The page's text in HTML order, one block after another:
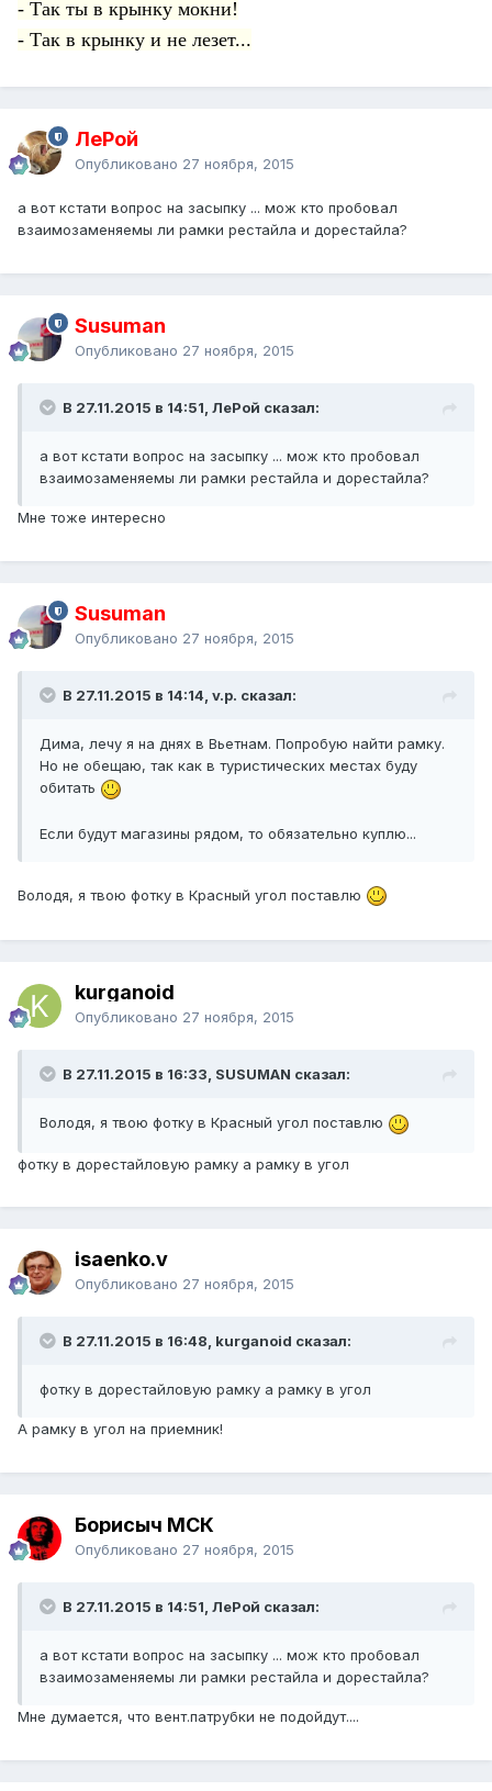
- Так ты в крынку мокни!
- Так в крынку и не лезет...
ЛеРой
Опубликовано 27 ноября, 2015
а вот кстати вопрос на засыпку ... мож кто пробовал
взаимозаменяемы ли рамки рестайла и дорестайла?
Susuman
Опубликовано 27 ноября, 2015
В 27.11.2015 в 14:51, ЛеРой сказал:
а вот кстати вопрос на засыпку ... мож кто пробовал
взаимозаменяемы ли рамки рестайла и дорестайла?
Мне тоже интересно
Susuman
Опубликовано 27 ноября, 2015
В 27.11.2015 в 14:14, v.p. сказал:
Дима, лечу я на днях в Вьетнам. Попробую найти рамку.
Но не обещаю, так как в туристических местах буду
обитать
Если будут магазины рядом, то обязательно куплю...
Володя, я твою фотку в Красный угол поставлю
kurganoid
Опубликовано 27 ноября, 2015
В 27.11.2015 в 16:33, SUSUMAN сказал:
Володя, я твою фотку в Красный угол поставлю
фотку в дорестайловую рамку а рамку в угол
isaenko.v
Опубликовано 27 ноября, 2015
В 27.11.2015 в 16:48, kurganoid сказал:
фотку в дорестайловую рамку а рамку в угол
А рамку в угол на приемник!
Борисыч МСК
Опубликовано 27 ноября, 2015
В 27.11.2015 в 14:51, ЛеРой сказал:
а вот кстати вопрос на засыпку ... мож кто пробовал
взаимозаменяемы ли рамки рестайла и дорестайла?
Мне думается, что вент.патрубки не подойдут....